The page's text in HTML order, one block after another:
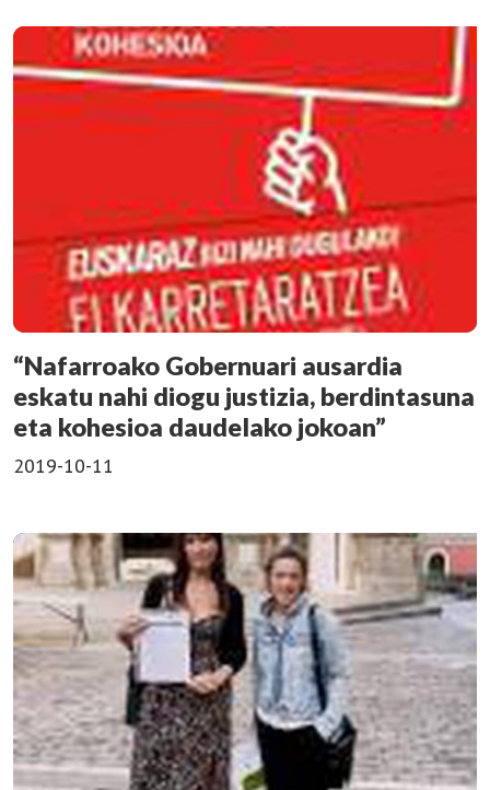
“Nafarroako Gobernuari ausardia
eskatu nahi diogu justizia, berdintasuna
eta kohesioa daudelako jokoan”
2019-10-11